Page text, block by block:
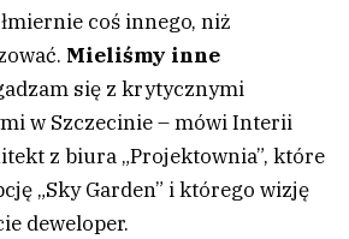
coś innego, niż
Mieliśmy inne
się z krytycznymi
w Szczecinie – mówi Interii
z biura „Projektownia”, które
„Sky Garden” i którego wizję
deweloper.